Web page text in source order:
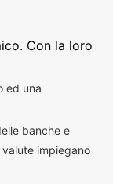
Con la loro
ed una
banche e
impiegano